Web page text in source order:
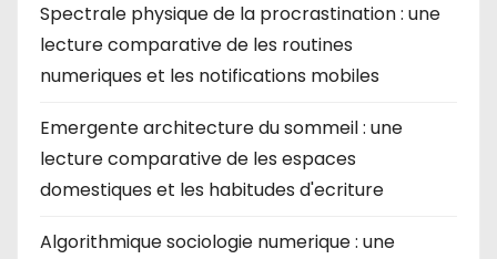
Spectrale physique de la procrastination : une
lecture comparative de les routines
numeriques et les notifications mobiles
Emergente architecture du sommeil : une
lecture comparative de les espaces
domestiques et les habitudes d'ecriture
Algorithmique sociologie numerique : une